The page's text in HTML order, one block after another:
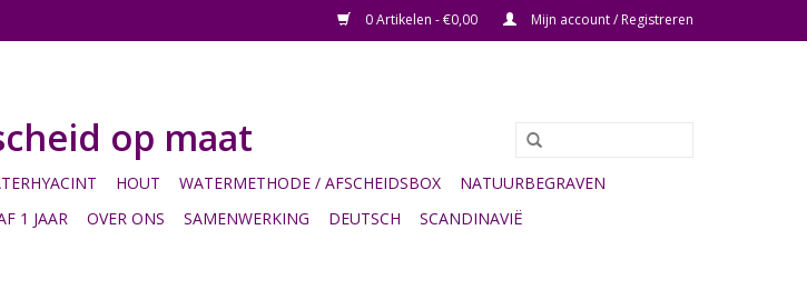
0 Artikelen - €0,00 Mijn account / Registreren
op maat
HOUT WATERMETHODE / AFSCHEIDSBOX
NATUURBEGRAVEN
1 JAAR OVER ONS SAMENWERKING DEUTSCH SCANDINAVIË